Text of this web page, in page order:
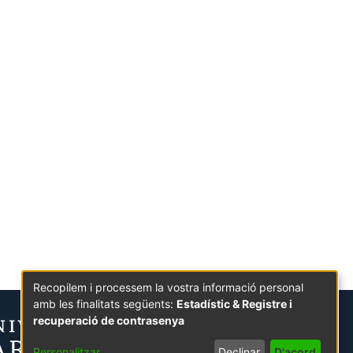
Recopilem i processem la vostra informació personal
amb les finalitats següents: Estadístic & Registre i
recuperació de contrasenya